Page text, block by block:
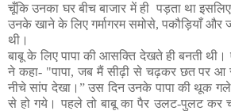
चूँकि उनका घर बीच बाजार में ही पड़ता था
उनके खाने के लिए गर्मागरम समोसे, पकौड़ियाँ और
थी।
बाबू के लिए पापा की आसक्ति देखते ही बनती थी।
ने कहा- "पापा, जब मैं सीढ़ी से चढ़कर छत पर आ
नीचे सांप देखा।” उस दिन उनके पापा की थूक
से हो गये। पहले तो बाबू का पैर उलट-पुलट कर